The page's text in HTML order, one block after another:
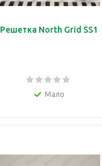
Решетка North Grid SS1
Мало